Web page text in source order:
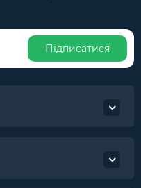
Підписатися